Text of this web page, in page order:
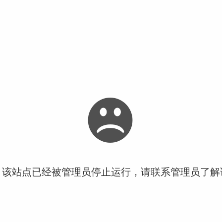
站点已经被管理员停止运行，请联系管理员了